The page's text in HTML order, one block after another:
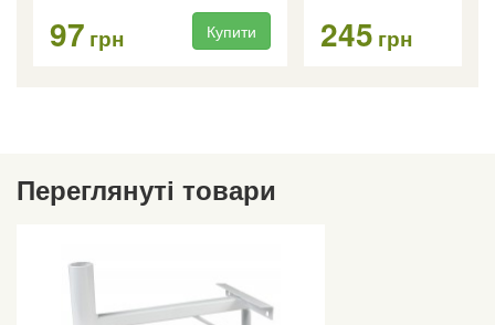
97 грн Купити 245 грн
Переглянуті товари